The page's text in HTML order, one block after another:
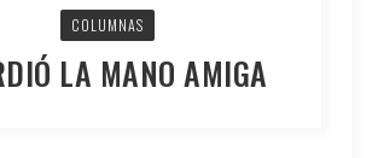
COLUMNAS
LA MANO AMIGA